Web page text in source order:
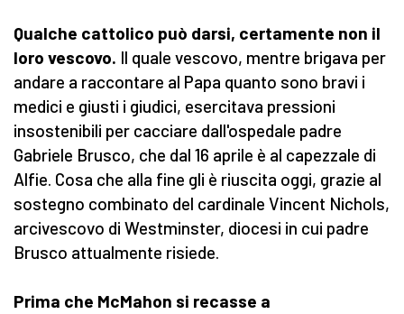
Qualche cattolico può darsi, certamente non il
loro vescovo. Il quale vescovo, mentre brigava per
andare a raccontare al Papa quanto sono bravi i
medici e giusti i giudici, esercitava pressioni
insostenibili per cacciare dall'ospedale padre
Gabriele Brusco, che dal 16 aprile è al capezzale di
Alfie. Cosa che alla fine gli è riuscita oggi, grazie al
sostegno combinato del cardinale Vincent Nichols,
arcivescovo di Westminster, diocesi in cui padre
Brusco attualmente risiede.
Prima che McMahon si recasse a